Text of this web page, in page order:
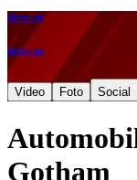
drive up
drive up
Video Foto Social
Gotham